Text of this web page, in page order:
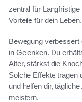
zentral für
Vorteile für dein Leben.
Bewegung verbessert
in Gelenken. Du
Alter, stärkst die
Solche Effekte tragen
und helfen dir,
meistern.